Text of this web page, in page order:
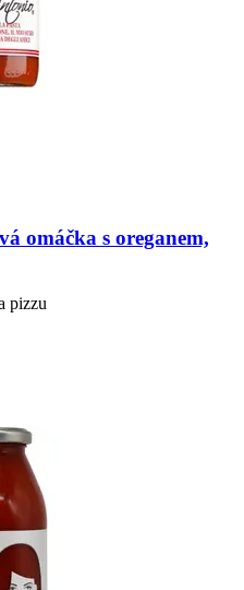
omáčka s oreganem,
pizzu